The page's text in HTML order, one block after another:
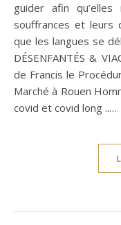
guider afin
souffrances et leurs
que les langues se
DÉSENFANTÉS &
de Francis le
Marché à Rouen
covid et covid long ..…